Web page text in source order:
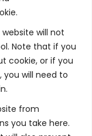
will not
Note that if you
cookie, or if you
you will need to
from
you take here.